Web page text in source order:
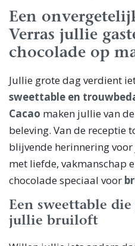
Een
Verras jullie
chocolade op
Jullie grote dag verdient
sweettable en
Cacao maken jullie van
beleving. Van de receptie
blijvende herinnering
met liefde, vakmanschap
chocolade speciaal voor
Een sweettable
jullie bruiloft